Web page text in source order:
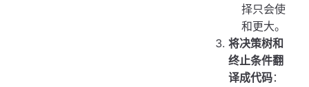
择只会使
和更大。
将决策树和
终止条件翻
译成代码：